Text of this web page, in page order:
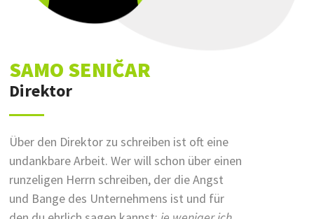
SAMO SENIČAR
Direktor
Über den Direktor zu schreiben ist oft eine
undankbare Arbeit. Wer will schon über einen
runzeligen Herrn schreiben, der die Angst
und Bange des Unternehmens ist und für